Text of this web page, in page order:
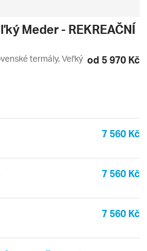
Meder - REKREAČNÍ
termály, Vel'ký od 5 970 Kč
7 560 Kč
7 560 Kč
7 560 Kč